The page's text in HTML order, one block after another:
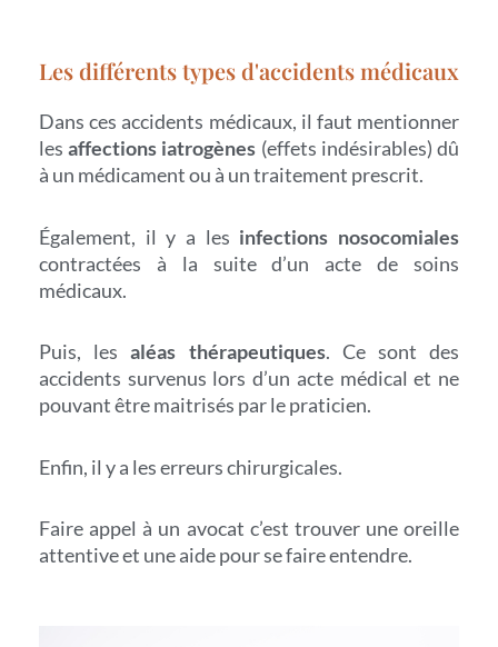
Les différents types d'accidents médicaux
Dans ces accidents médicaux, il faut mentionner
lesaffections iatrogènes (effets indésirables) dû
à un médicament ou à un traitement prescrit.
Également, il y a les infections nosocomiales
contractées à la suite d’un acte de soins
médicaux.
Puis, les aléas thérapeutiques. Ce sont des
accidents survenus lors d’un acte médical et ne
pouvant être maitrisés par le praticien.
Enfin, il y a les erreurs chirurgicales.
Faire appel à un avocat c’est trouver une oreille
attentive et une aide pour se faire entendre.